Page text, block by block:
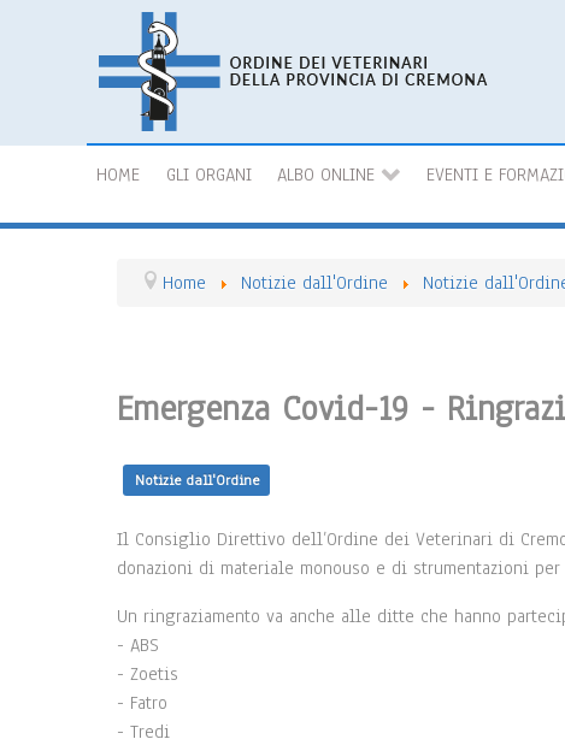
HOME GLI ORGANI ALBO ONLINE EVENTI E
Home Notizie dall'Ordine Notizie
Emergenza Covid-19 -
Notizie dall'Ordine
Il Consiglio Direttivo dell’Ordine dei Veterinari di
donazioni di materiale monouso e di strumentazioni per
Un ringraziamento va anche alle ditte che hanno
- ABS
- Zoetis
- Fatro
- Tredi